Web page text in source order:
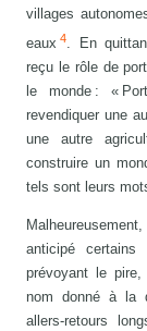
villages
eaux4. En
reçu le rôle de
le monde : «
revendiquer une
une autre
construire un
tels sont leurs
anticipé
prévoyant le
nom donné à la
allers-retours